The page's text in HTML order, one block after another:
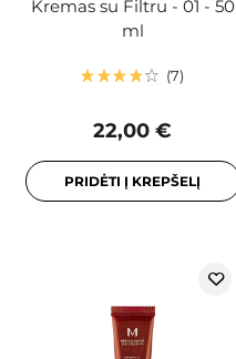
Kremas su Filtru - 01 - 50
ml
7
22,00 €
PRIDĖTI Į KREPŠELĮ